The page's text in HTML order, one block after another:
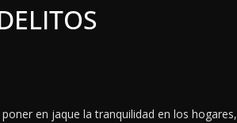
en jaque la tranquilidad en los hogares,